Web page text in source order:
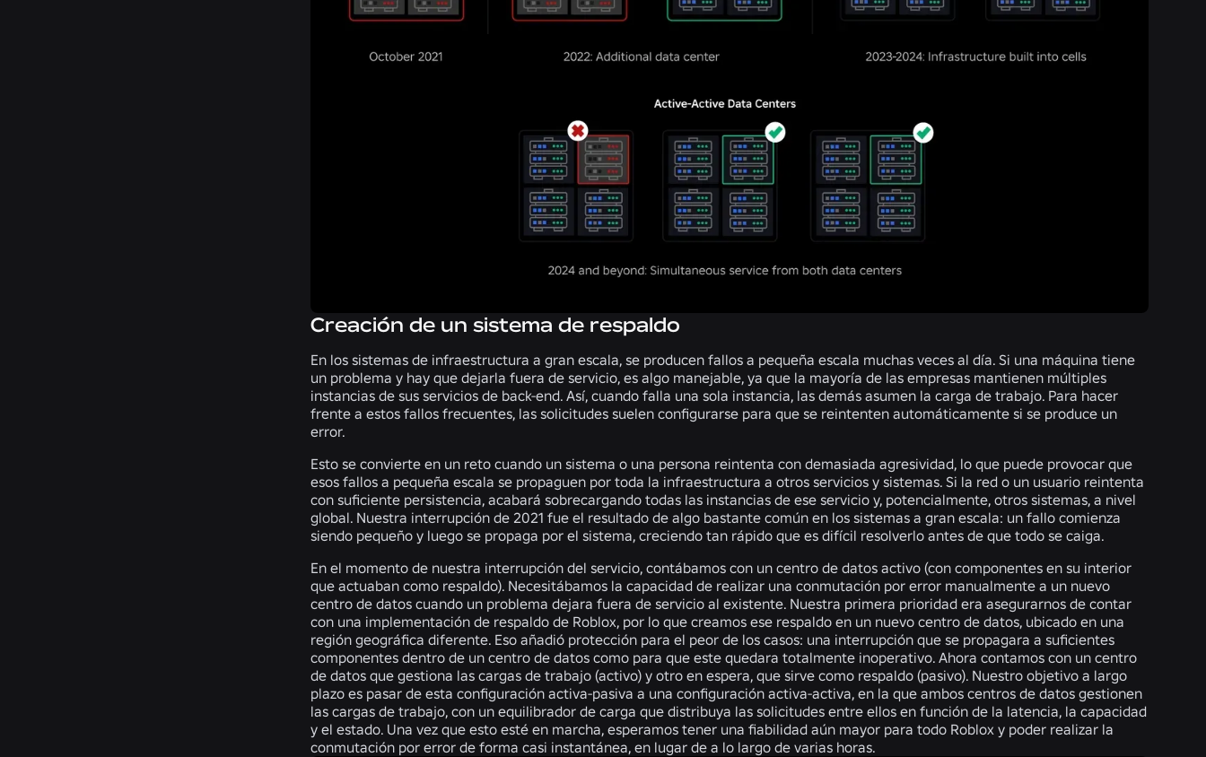
Creación de un sistema de respaldo
En los sistemas de infraestructura a gran escala, se producen fallos a pequeña escala muchas veces al día. Si una máquina tiene
un problema y hay que dejarla fuera de servicio, es algo manejable, ya que la mayoría de las empresas mantienen múltiples
instancias de sus servicios de back-end. Así, cuando falla una sola instancia, las demás asumen la carga de trabajo. Para hacer
frente a estos fallos frecuentes, las solicitudes suelen configurarse para que se reintenten automáticamente si se produce un
error.
Esto se convierte en un reto cuando un sistema o una persona reintenta con demasiada agresividad, lo que puede provocar que
esos fallos a pequeña escala se propaguen por toda la infraestructura a otros servicios y sistemas. Si la red o un usuario reintenta
con suficiente persistencia, acabará sobrecargando todas las instancias de ese servicio y, potencialmente, otros sistemas, a nivel
global. Nuestra interrupción de 2021 fue el resultado de algo bastante común en los sistemas a gran escala: un fallo comienza
siendo pequeño y luego se propaga por el sistema, creciendo tan rápido que es difícil resolverlo antes de que todo se caiga.
En el momento de nuestra interrupción del servicio, contábamos con un centro de datos activo (con componentes en su interior
que actuaban como respaldo). Necesitábamos la capacidad de realizar una conmutación por error manualmente a un nuevo
centro de datos cuando un problema dejara fuera de servicio al existente. Nuestra primera prioridad era asegurarnos de contar
con una implementación de respaldo de Roblox, por lo que creamos ese respaldo en un nuevo centro de datos, ubicado en una
región geográfica diferente. Eso añadió protección para el peor de los casos: una interrupción que se propagara a suficientes
componentes dentro de un centro de datos como para que este quedara totalmente inoperativo. Ahora contamos con un centro
de datos que gestiona las cargas de trabajo (activo) y otro en espera, que sirve como respaldo (pasivo). Nuestro objetivo a largo
plazo es pasar de esta configuración activa-pasiva a una configuración activa-activa, en la que ambos centros de datos gestionen
las cargas de trabajo, con un equilibrador de carga que distribuya las solicitudes entre ellos en función de la latencia, la capacidad
y el estado. Una vez que esto esté en marcha, esperamos tener una fiabilidad aún mayor para todo Roblox y poder realizar la
conmutación por error de forma casi instantánea, en lugar de a lo largo de varias horas.